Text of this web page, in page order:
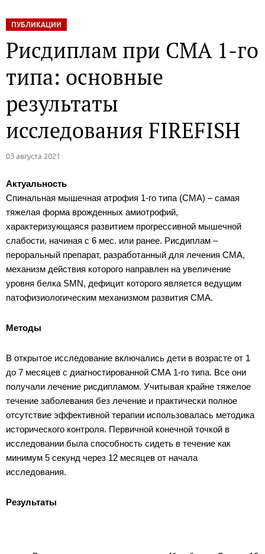
ПУБЛИКАЦИИ
Рисдиплам при СМА 1-го
типа: основные
результаты
исследования FIREFISH
03 августа 2021
Актуальность
Спинальная мышечная атрофия 1-го типа (СМА) – самая
тяжелая форма врожденных амиотрофий,
характеризующаяся развитием прогрессивной мышечной
слабости, начиная с 6 мес. или ранее. Рисдиплам –
пероральный препарат, разработанный для лечения СМА,
механизм действия которого направлен на увеличение
уровня белка SMN, дефицит которого является ведущим
патофизиологическим механизмом развития СМА.
Методы
В открытое исследование включались дети в возрасте от 1
до 7 месяцев с диагностированной СМА 1-го типа. Все они
получали лечение рисдипламом. Учитывая крайне тяжелое
течение заболевания без лечение и практически полное
отсутствие эффективной терапии использовалась методика
исторического контроля. Первичной конечной точкой в
исследовании была способность сидеть в течение как
минимум 5 секунд через 12 месяцев от начала
исследования.
Результаты